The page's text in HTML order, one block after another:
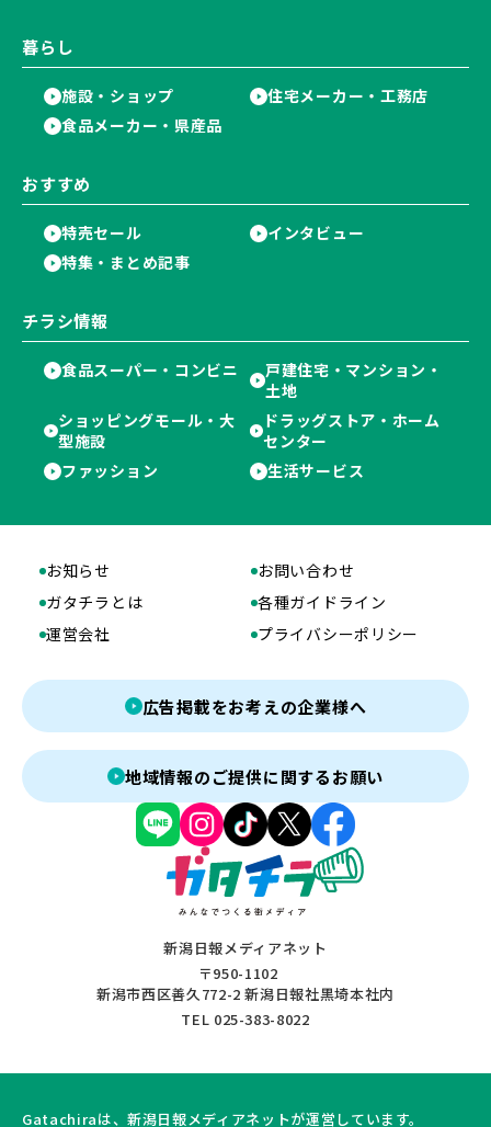
暮らし
施設・ショップ
住宅メーカー・工務店
食品メーカー・県産品
おすすめ
特売セール
インタビュー
特集・まとめ記事
チラシ情報
食品スーパー・コンビニ
戸建住宅・マンション・
土地
ショッピングモール・大
型施設
ドラッグストア・ホーム
センター
ファッション
生活サービス
新潟日報メディアネット
〒950-1102
新潟市西区善久772-2 新潟日報社黒埼本社内
TEL 025-383-8022
お知らせ
お問い合わせ
ガタチラとは
各種ガイドライン
運営会社
プライバシーポリシー
広告掲載をお考えの企業様へ
地域情報のご提供に関するお願い
Gatachiraは、新潟日報メディアネットが運営しています。